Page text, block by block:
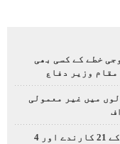
خطے کے کسی بھی
وزیر دفاع
میں غیر معمولی
ایرانی صوبہ کرمان میں موساد کے 21 کارندے اور 4